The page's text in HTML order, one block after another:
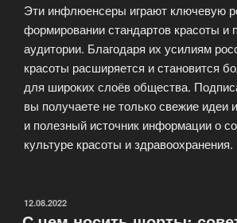
Эти инфлюенсеры играют ключевую
формировании стандартов красоты и
аудитории. Благодаря их усилиям
красоты расширяется и становится
для широких слоёв общества.
вы получаете не только свежие идеи
и полезный источник информации о
культуре красоты и здравоохранения.
ОПУБЛИКОВАНО
12.08.2022